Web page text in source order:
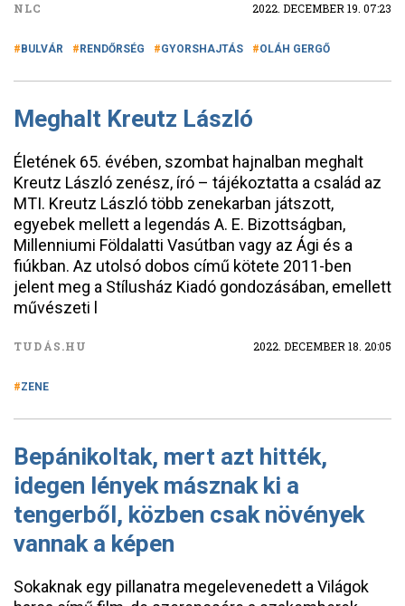
NLC 2022. DECEMBER 19. 07:23
BULVÁR RENDŐRSÉG GYORSHAJTÁS OLÁH GERGŐ
Meghalt Kreutz László
Életének 65. évében, szombat hajnalban meghalt
Kreutz László zenész, író – tájékoztatta a család az
MTI. Kreutz László több zenekarban játszott,
egyebek mellett a legendás A. E. Bizottságban,
Millenniumi Földalatti Vasútban vagy az Ági és a
fiúkban. Az utolsó dobos című kötete 2011-ben
jelent meg a Stílusház Kiadó gondozásában, emellett
művészeti l
TUDÁS.HU 2022. DECEMBER 18. 20:05
ZENE
Bepánikoltak, mert azt hitték,
idegen lények másznak ki a
tengerből, közben csak növények
vannak a képen
Sokaknak egy pillanatra megelevenedett a Világok